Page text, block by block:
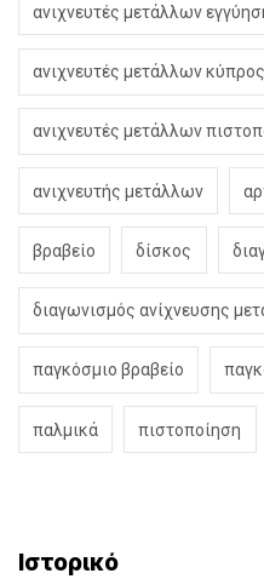
ανιχνευτές μετάλλων
ανιχνευτές μετάλλων κύπρος
ανιχνευτές μετάλλων
ανιχνευτής μετάλλων
βραβείο δίσκος
διαγωνισμός ανίχνευσης
παγκόσμιο βραβείο
παλμικά πιστοποίηση
Ιστορικό